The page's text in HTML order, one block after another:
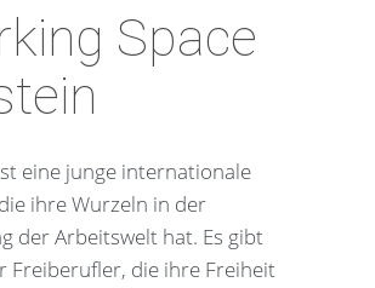
Space
eine junge internationale
ihre Wurzeln in der
der Arbeitswelt hat. Es gibt
Freiberufler, die ihre Freiheit